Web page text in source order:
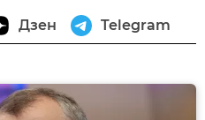
Дзен Telegram